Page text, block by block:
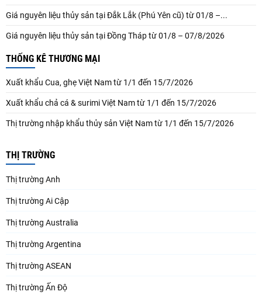
Giá nguyên liệu thủy sản tại Đắk Lắk (Phú Yên cũ) từ 01/8 –...
Giá nguyên liệu thủy sản tại Đồng Tháp từ 01/8 – 07/8/2026
THỐNG KÊ THƯƠNG MẠI
Xuất khẩu Cua, ghẹ Việt Nam từ 1/1 đến 15/7/2026
Xuất khẩu chả cá & surimi Việt Nam từ 1/1 đến 15/7/2026
Thị trường nhập khẩu thủy sản Việt Nam từ 1/1 đến 15/7/2026
THỊ TRƯỜNG
Thị trường Anh
Thị trường Ai Cập
Thị trường Australia
Thị trường Argentina
Thị trường ASEAN
Thị trường Ấn Độ